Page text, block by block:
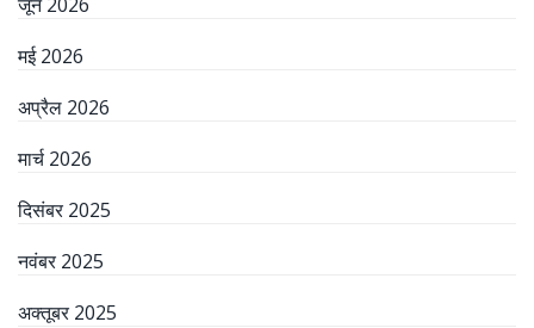
मई 2026
अप्रैल 2026
मार्च 2026
दिसंबर 2025
नवंबर 2025
अक्तूबर 2025